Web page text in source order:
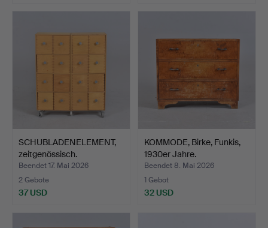
SCHUBLADENELEMENT,
zeitgenössisch.
Beendet 17. Mai 2026
2 Gebote
37 USD
KOMMODE, Birke, Funkis,
1930er Jahre.
Beendet 8. Mai 2026
1 Gebot
32 USD